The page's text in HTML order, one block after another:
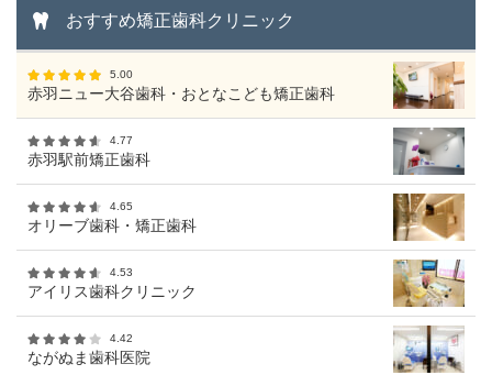
おすすめ矯正歯科クリニック
5.00
赤羽ニュー大谷歯科・おとなこども矯正歯科
4.77
赤羽駅前矯正歯科
4.65
オリーブ歯科・矯正歯科
4.53
アイリス歯科クリニック
4.42
ながぬま歯科医院